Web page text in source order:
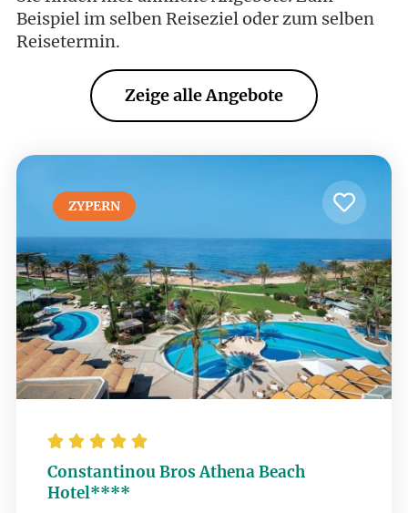
Beispiel im selben Reiseziel oder zum selben
Reisetermin.
Zeige alle Angebote
ZYPERN
    
Constantinou Bros Athena Beach
Hotel****